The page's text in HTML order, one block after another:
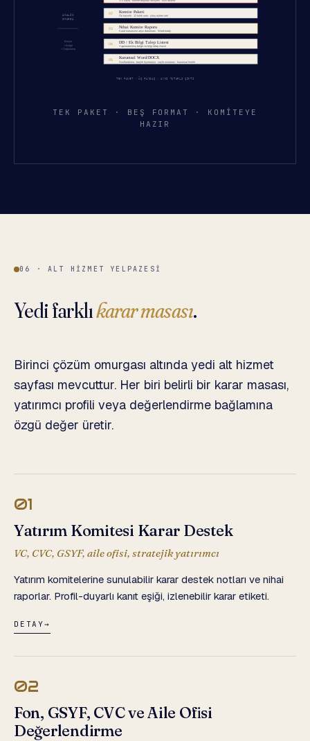
TEK PAKET · BEŞ FORMAT · KOMITEYE
HAZIR
06 · ALT HIZMET YELPAZESI
Yedi farklıkarar masası.
Birinci çözüm omurgası altında yedi alt hizmet
sayfası mevcuttur. Her biri belirli bir karar masası,
yatırımcı profili veya değerlendirme bağlamına
özgü değer üretir.
01
Yatırım Komitesi Karar Destek
VC, CVC, GSYF, aile ofisi, stratejik yatırımcı
Yatırım komitelerine sunulabilir karar destek notları ve nihai
raporlar. Profil-duyarlı kanıt eşiği, izlenebilir karar etiketi.
DETAY→
02
Fon, GSYF, CVC ve Aile Ofisi
Değerlendirme